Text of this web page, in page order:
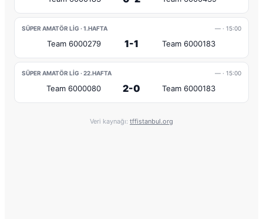
SÜPER AMATÖR LIG · 1.HAFTA — · 15:00
Team 6000279 1-1 Team 6000183
SÜPER AMATÖR LIG · 22.HAFTA — · 15:00
Team 6000080 2-0 Team 6000183
Veri kaynağı: tffistanbul.org